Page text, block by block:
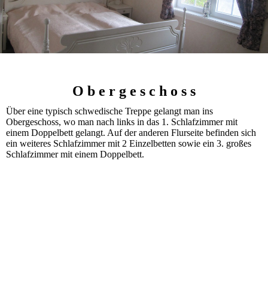
O b e r g e s c h o s s
Über eine typisch schwedische Treppe gelangt man ins
Obergeschoss, wo man nach links in das 1. Schlafzimmer mit
einem Doppelbett gelangt. Auf der anderen Flurseite befinden sich
ein weiteres Schlafzimmer mit 2 Einzelbetten sowie ein 3. großes
Schlafzimmer mit einem Doppelbett.